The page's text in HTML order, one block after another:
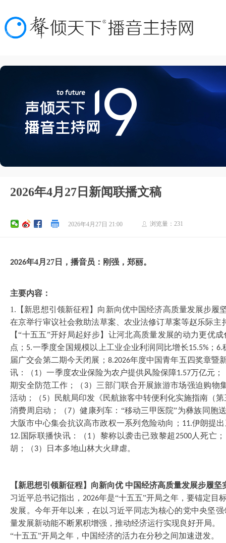
2026年4月27日新闻联播文稿
2026年4月27日 21:00 ꄑ 浏览量： 231
2026年4月 27 日，播音员：刚强， 郑丽。
主要内容：
1.【新思想引领新征程】向新向优中国经济高质量发展步履
在京举行审议社会救助法草案、农业法修订草案等赵乐际主
【“十五五”开好局起好步】让河北高质量发展的动力更优
点； 5.一季度全国规模以上工业企业利润同比增长15.5%； 6.
届广交会第二期今天闭展； 8.2026年度中国青年五四奖章暨
讯：（1）一季度农业保险为农户提供风险保障1.57万亿元；
期安全防范工作；（ 3）三部门联合开展旅游市场强迫购物
活动；（5）民航局印发《民航旅客中转便利化实施指南（
消费周启动；（ 7）健康列车：“移动三甲医院”为彝族同胞
大阪市中心集会抗议高市政权一系列危险动向； 11.伊朗提
12. 国际联播快讯：（1）黎称以袭击已致黎超2500人死亡
胡；（3）日本多地山林大火肆虐。
【新思想引领新征程】向新向优 中国经济高质量发展步履坚
习近平总书记指出， 2026年是“十五五”开局之年，要锚定目
发展。今年开年以来，在以习近平同志为核心的党中央坚
量发展新动能不断累积增强，推动经济运行实现良好开局。
“十五五”开局之年，中国经济的活力在分秒之间加速迸发。